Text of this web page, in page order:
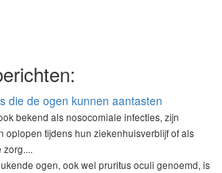
die de ogen kunnen aantasten
bekend als nosocomiale infecties, zijn
oplopen tijdens hun ziekenhuisverblijf of als
ogen, ook wel pruritus oculi genoemd, is